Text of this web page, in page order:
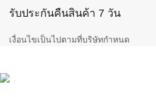
รับประกันคืนสินค้า 7 วัน
เงื่อนไขเป็นไปตามที่บริษัทกำหนด